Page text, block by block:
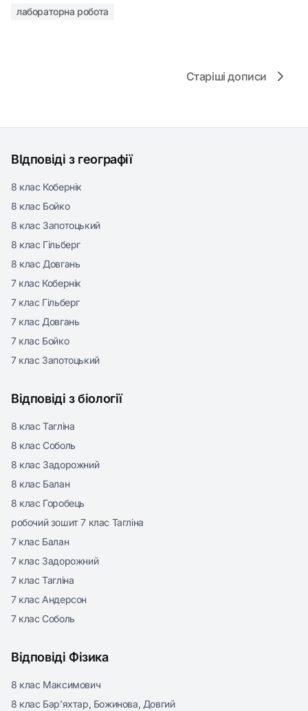
лабораторна робота
Старіші дописи
ВІдповіді з географії
8 клас Кобернік
8 клас Бойко
8 клас Запотоцький
8 клас Гільберг
8 клас Довгань
7 клас Кобернік
7 клас Гільберг
7 клас Довгань
7 клас Бойко
7 клас Запотоцький
Відповіді з біології
8 клас Тагліна
8 клас Соболь
8 клас Задорожний
8 клас Балан
8 клас Горобець
робочий зошит 7 клас Тагліна
7 клас Балан
7 клас Задорожний
7 клас Тагліна
7 клас Андерсон
7 клас Соболь
Відповіді Фізика
8 клас Максимович
8 клас Бар’яхтар, Божинова, Довгий